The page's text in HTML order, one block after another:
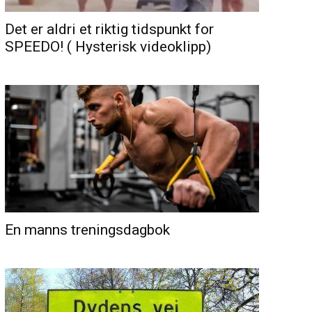
Det er aldri et riktig tidspunkt for
SPEEDO! ( Hysterisk videoklipp)
En manns treningsdagbok